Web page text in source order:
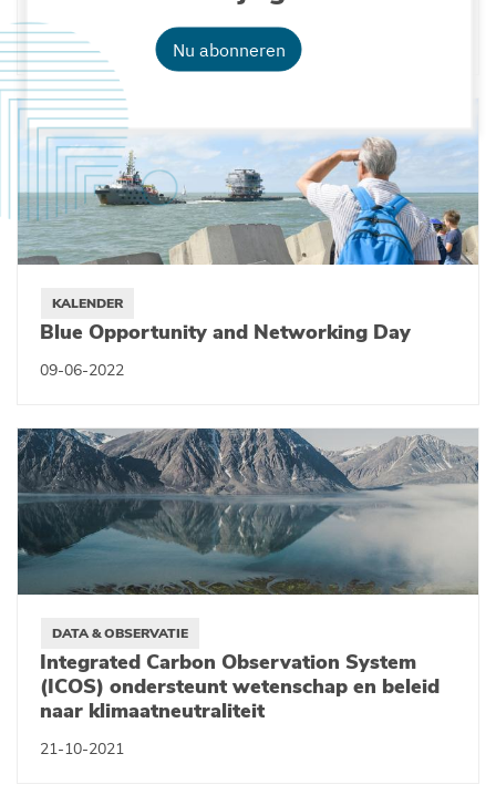
Nu abonneren
13-10-2022
KALENDER
Blue Opportunity and Networking Day
09-06-2022
DATA & OBSERVATIE
Integrated Carbon Observation System
(ICOS) ondersteunt wetenschap en beleid
naar klimaatneutraliteit
21-10-2021